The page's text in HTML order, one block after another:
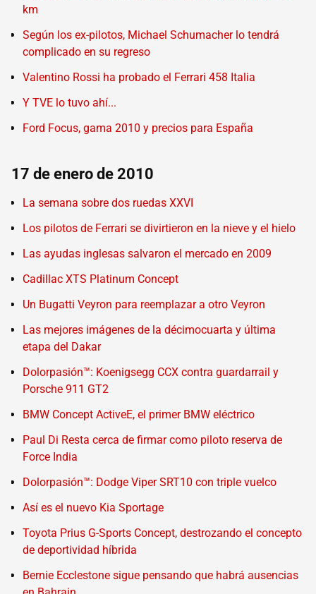
km
Según los ex-pilotos, Michael Schumacher lo tendrá
complicado en su regreso
Valentino Rossi ha probado el Ferrari 458 Italia
Y TVE lo tuvo ahí...
Ford Focus, gama 2010 y precios para España
17 de enero de 2010
La semana sobre dos ruedas XXVI
Los pilotos de Ferrari se divirtieron en la nieve y el hielo
Las ayudas inglesas salvaron el mercado en 2009
Cadillac XTS Platinum Concept
Un Bugatti Veyron para reemplazar a otro Veyron
Las mejores imágenes de la décimocuarta y última
etapa del Dakar
Dolorpasión™: Koenigsegg CCX contra guardarrail y
Porsche 911 GT2
BMW Concept ActiveE, el primer BMW eléctrico
Paul Di Resta cerca de firmar como piloto reserva de
Force India
Dolorpasión™: Dodge Viper SRT10 con triple vuelco
Así es el nuevo Kia Sportage
Toyota Prius G-Sports Concept, destrozando el concepto
de deportividad híbrida
Bernie Ecclestone sigue pensando que habrá ausencias